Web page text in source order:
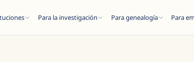
Para la investigación Para genealogía Para